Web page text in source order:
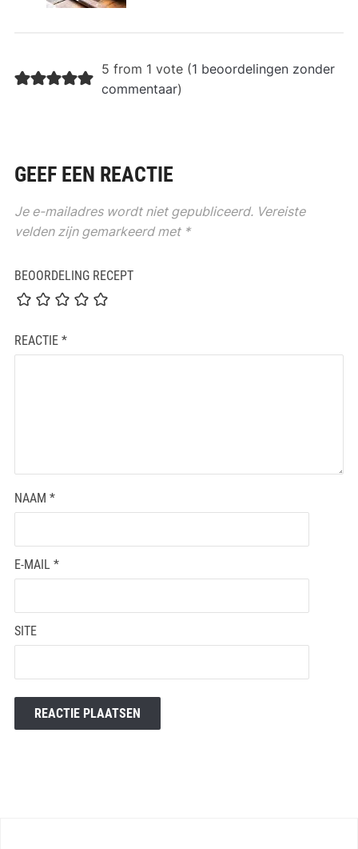
5 from 1 vote (1 beoordelingen zonder
commentaar)
GEEF EEN REACTIE
Je e-mailadres wordt niet gepubliceerd. Vereiste
velden zijn gemarkeerd met *
BEOORDELING RECEPT
REACTIE *
NAAM *
E-MAIL *
SITE